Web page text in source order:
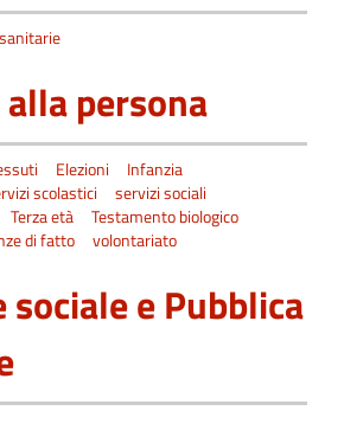
persona
Elezioni
Infanzia
scolastici
servizi sociali
Terza età
Testamento biologico
di fatto
volontariato
sociale e Pubblica